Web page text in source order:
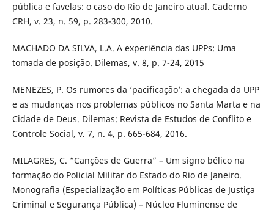
pública e favelas: o caso do Rio de Janeiro atual. Caderno
CRH, v. 23, n. 59, p. 283-300, 2010.
MACHADO DA SILVA, L.A. A experiência das UPPs: Uma
tomada de posição. Dilemas, v. 8, p. 7-24, 2015
MENEZES, P. Os rumores da ‘pacificação’: a chegada da UPP
e as mudanças nos problemas públicos no Santa Marta e na
Cidade de Deus. Dilemas: Revista de Estudos de Conflito e
Controle Social, v. 7, n. 4, p. 665-684, 2016.
MILAGRES, C. “Canções de Guerra” – Um signo bélico na
formação do Policial Militar do Estado do Rio de Janeiro.
Monografia (Especialização em Políticas Públicas de Justiça
Criminal e Segurança Pública) – Núcleo Fluminense de